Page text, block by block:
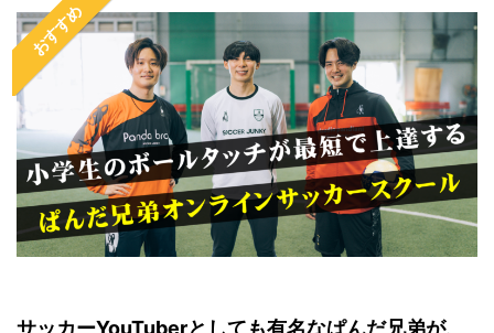
おすすめ
サッカーYouTuberとしても有名なぱんだ兄弟が、